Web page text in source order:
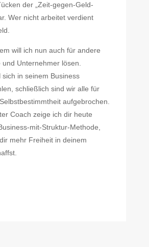
der „Zeit-gegen-Geld-
Wer nicht arbeitet verdient
will ich nun auch für andere
und Unternehmer lösen.
sich in seinem Business
schließlich sind wir alle für
aufgebrochen.
Coach zeige ich dir heute
mit-Struktur-Methode,
mehr Freiheit in deinem